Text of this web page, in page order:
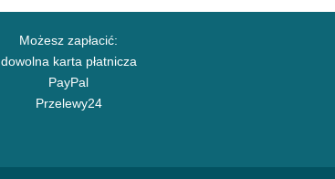
Możesz zapłacić:
dowolna karta płatnicza
PayPal
Przelewy24